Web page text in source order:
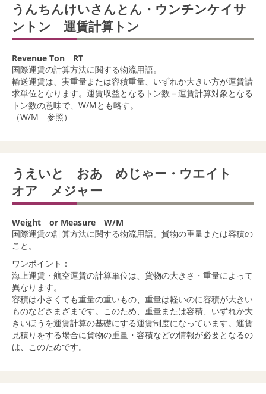
うんちんけいさんとん・ウンチンケイサ
ントン 運賃計算トン
Revenue Ton RT
国際運賃の計算方法に関する物流用語。
輸送運賃は、実重量または容積重量、いずれか大きい方が運賃請
求単位となります。運賃収益となるトン数＝運賃計算対象となる
トン数の意味で、W/Mとも略す。
（W/M 参照）
うえいと おあ めじゃー・ウエイト
オア メジャー
Weight or Measure W/M
国際運賃の計算方法に関する物流用語。貨物の重量または容積の
こと。
ワンポイント：
海上運賃・航空運賃の計算単位は、貨物の大きさ・重量によって
異なります。
容積は小さくても重量の重いもの、重量は軽いのに容積が大きい
ものなどさまざまです。このため、重量または容積、いずれか大
きいほうを運賃計算の基礎にする運賃制度になっています。運賃
見積りをする場合に貨物の重量・容積などの情報が必要となるの
は、このためです。